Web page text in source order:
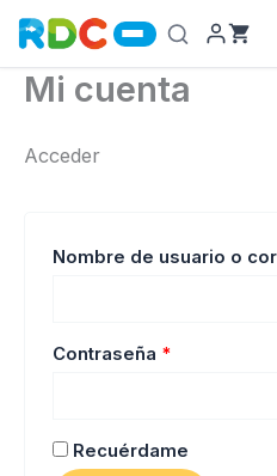
contenido
Mi cuenta
Acceder
Nombre de usuario o
Contraseña *
Recuérdame